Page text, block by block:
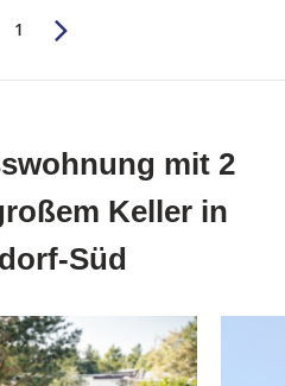
1
mit 2
Keller in
Süd